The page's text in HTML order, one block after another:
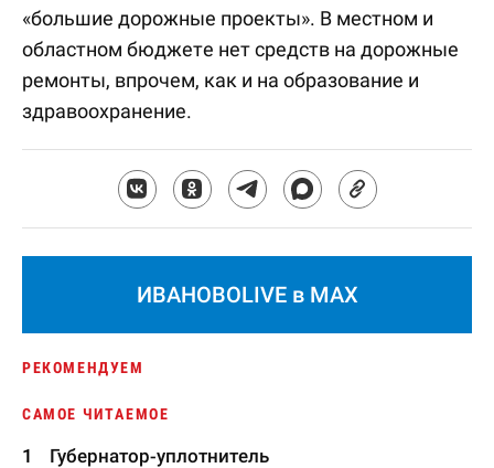
«большие дорожные проекты». В местном и
областном бюджете нет средств на дорожные
ремонты, впрочем, как и на образование и
здравоохранение.
ИВАНОВОLIVE в MAX
РЕКОМЕНДУЕМ
САМОЕ ЧИТАЕМОЕ
Губернатор-уплотнитель